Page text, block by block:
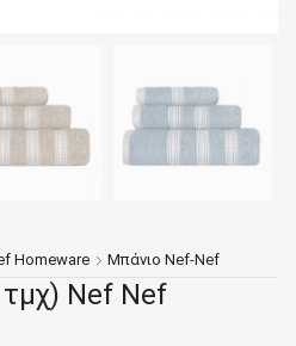
Homeware Μπάνιο Nef-Nef
Nef Nef